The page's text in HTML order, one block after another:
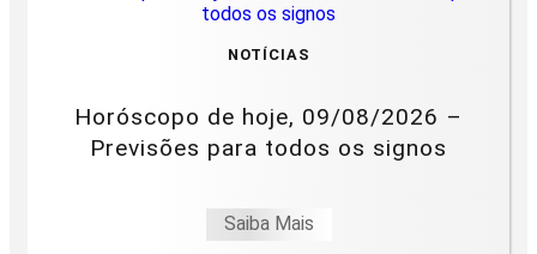
NOTÍCIAS
Horóscopo de hoje, 09/08/2026 –
Previsões para todos os signos
Saiba Mais